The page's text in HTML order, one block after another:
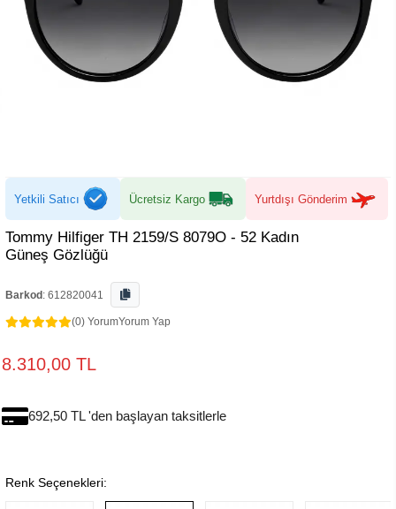
Yetkili Satıcı Ücretsiz Kargo Yurtdışı Gönderim
Tommy Hilfiger TH 2159/S 8079O - 52 Kadın
Güneş Gözlüğü
Barkod : 612820041
(0) YorumYorum Yap
8.310,00 TL
692,50 TL 'den başlayan taksitlerle
Renk Seçenekleri: